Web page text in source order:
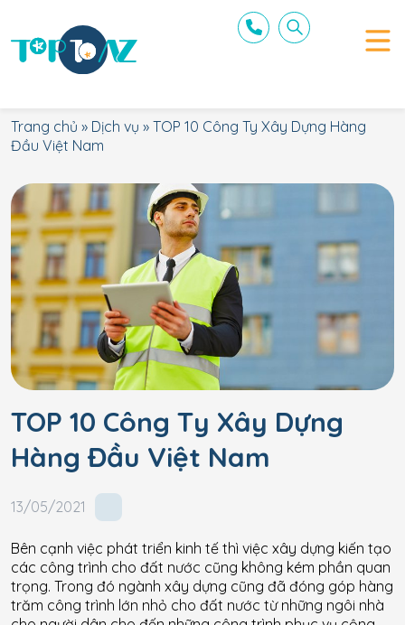
Trang chủ » Dịch vụ » TOP 10 Công Ty Xây Dựng Hàng
Đầu Việt Nam
TOP 10 Công Ty Xây Dựng
Hàng Đầu Việt Nam
13/05/2021
Bên cạnh việc phát triển kinh tế thì việc xây dựng kiến tạo
các công trình cho đất nước cũng không kém phần quan
trọng. Trong đó ngành xây dựng cũng đã đóng góp hàng
trăm công trình lớn nhỏ cho đất nước từ những ngôi nhà